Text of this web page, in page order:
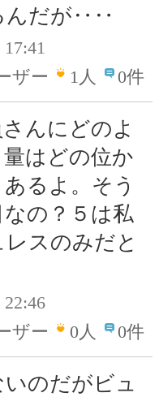
んだが‥‥
ザー
1人 0件
んにどのよ
はどの位か
るよ。そう
の？５は私
スのみだと
ザー
0人 0件
のだがビュ